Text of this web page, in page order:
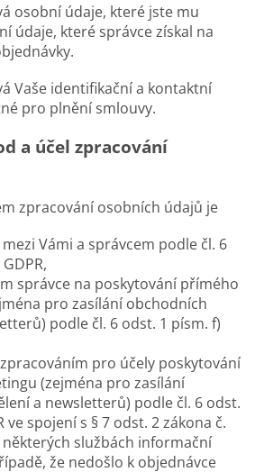
osobní údaje, které jste mu
údaje, které správce získal na
Vaše identifikační a kontaktní
pro plnění smlouvy.
a účel zpracování
zpracování osobních údajů je
Vámi a správcem podle čl. 6
správce na poskytování přímého
pro zasílání obchodních
podle čl. 6 odst. 1 písm. f)
pro účely poskytování
(zejména pro zasílání
a newsletterů) podle čl. 6 odst.
ve spojení s § 7 odst. 2 zákona č.
některých službách informační
že nedošlo k objednávce